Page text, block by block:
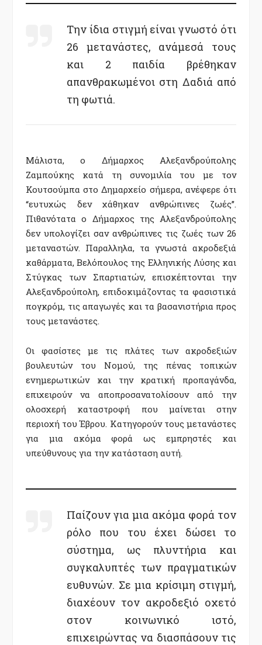
Την ίδια στιγμή είναι γνωστό ότι
26 μετανάστες, ανάμεσά τους
και 2 παιδία βρέθηκαν
απανθρακωμένοι στη Δαδιά από
τη φωτιά.
Μάλιστα, ο Δήμαρχος Αλεξανδρούπολης
Ζαμπούκης κατά τη συνομιλία του με τον
Κουτσούμπα στο Δημαρχείο σήμερα, ανέφερε ότι
“ευτυχώς δεν χάθηκαν ανθρώπινες ζωές”.
Πιθανότατα ο Δήμαρχος της Αλεξανδρούπολης
δεν υπολογίζει σαν ανθρώπινες τις ζωές των 26
μεταναστών. Παραλληλα, τα γνωστά ακροδεξιά
καθάρματα, Βελόπουλος της Ελληνικής Λύσης και
Στύγκας των Σπαρτιατών, επισκέπτονται την
Αλεξανδρούπολη, επιδοκιμάζοντας τα φασιστικά
πογκρόμ, τις απαγωγές και τα βασανιστήρια προς
τους μετανάστες.
Οι φασίστες με τις πλάτες των ακροδεξιών
βουλευτών του Νομού, της πένας τοπικών
ενημερωτικών και την κρατική προπαγάνδα,
επιχειρούν να αποπροσανατολίσουν από την
ολοσχερή καταστροφή που μαίνεται στην
περιοχή του Έβρου. Κατηγορούν τους μετανάστες
για μια ακόμα φορά ως εμπρηστές και
υπεύθυνους για την κατάσταση αυτή.
Παίζουν για μια ακόμα φορά τον
ρόλο που του έχει δώσει το
σύστημα, ως πλυντήρια και
συγκαλυπτές των πραγματικών
ευθυνών. Σε μια κρίσιμη στιγμή,
διαχέουν τον ακροδεξιό οχετό
στον κοινωνικό ιστό,
επιχειρώντας να διασπάσουν τις